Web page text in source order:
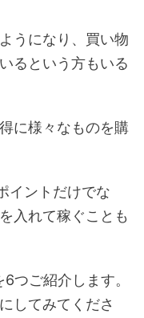
うになり、買い物
るという方もいる
に様々なものを購
イントだけでな
入れて稼ぐことも
つご紹介します。
してみてくださ